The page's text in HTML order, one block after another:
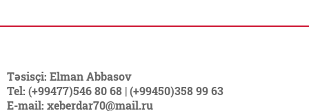
Təsisçi: Elman Abbasov
Tel: (+99477)546 80 68 | (+99450)358 99 63
E-mail: xeberdar70@mail.ru